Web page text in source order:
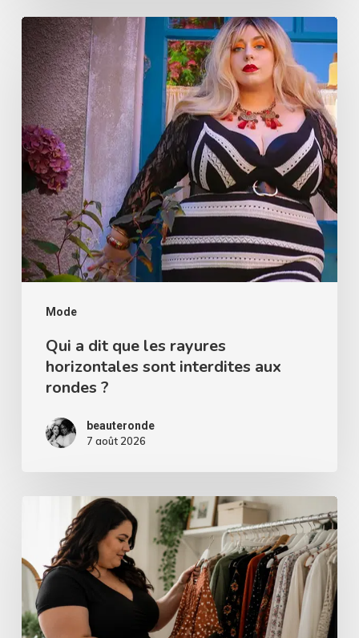
Mode
Qui
a
dit
que
les
rayures
horizontales
sont
interdites
aux
rondes
Qui a dit que les rayures
horizontales sont interdites aux
rondes ?
beauteronde
7 août 2026
Comment
la
bonne
taille